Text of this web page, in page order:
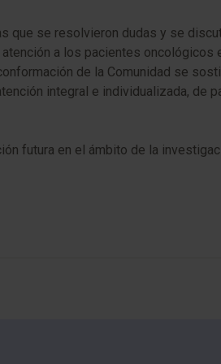
que se resolvieron dudas y se
a los pacientes
de la Comunidad se
integral e individualizada, de
futura en el ámbito de la